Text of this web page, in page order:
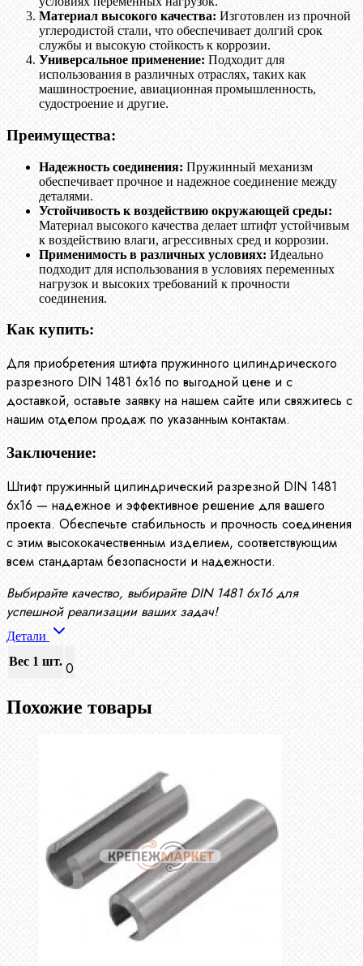
Материал высокого качества: Изготовлен из прочной
углеродистой стали, что обеспечивает долгий срок
службы и высокую стойкость к коррозии.
Универсальное применение: Подходит для
использования в различных отраслях, таких как
машиностроение, авиационная промышленность,
судостроение и другие.
Преимущества:
Надежность соединения: Пружинный механизм
обеспечивает прочное и надежное соединение между
деталями.
Устойчивость к воздействию окружающей среды:
Материал высокого качества делает штифт устойчивым
к воздействию влаги, агрессивных сред и коррозии.
Применимость в различных условиях: Идеально
подходит для использования в условиях переменных
нагрузок и высоких требований к прочности
соединения.
Как купить:
Для приобретения штифта пружинного цилиндрического
разрезного DIN 1481 6х16 по выгодной цене и с
доставкой, оставьте заявку на нашем сайте или свяжитесь с
нашим отделом продаж по указанным контактам.
Заключение:
Штифт пружинный цилиндрический разрезной DIN 1481
6х16 — надежное и эффективное решение для вашего
проекта. Обеспечьте стабильность и прочность соединения
с этим высококачественным изделием, соответствующим
всем стандартам безопасности и надежности.
Выбирайте качество, выбирайте DIN 1481 6х16 для
успешной реализации ваших задач!
Детали
Вес 1 шт. 0
Похожие товары